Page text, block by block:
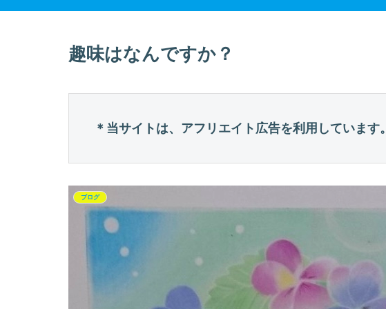
趣味はなんですか？
＊当サイトは、アフリエイト広告を利用しています。
ブログ